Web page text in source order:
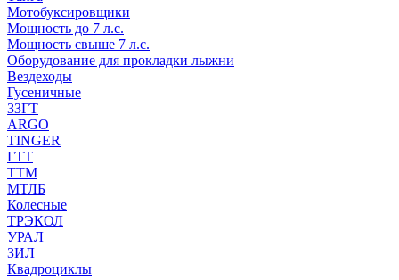
Мотобуксировщики
Мощность до 7 л.с.
Мощность свыше 7 л.с.
Оборудование для прокладки лыжни
Вездеходы
Гусеничные
ЗЗГТ
ARGO
TINGER
ГТТ
ТТМ
МТЛБ
Колесные
ТРЭКОЛ
УРАЛ
ЗИЛ
Квадроциклы